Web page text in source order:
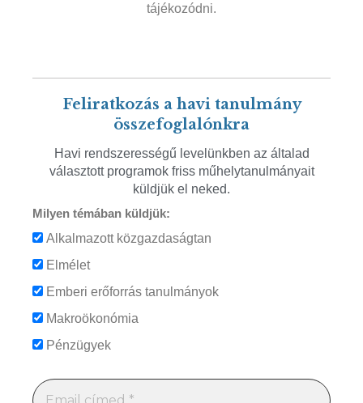
tájékozódni.
Feliratkozás a havi tanulmány
összefoglalónkra
Havi rendszerességű levelünkben az általad
választott programok friss műhelytanulmányait
küldjük el neked.
Milyen témában küldjük:
Alkalmazott közgazdaságtan
Elmélet
Emberi erőforrás tanulmányok
Makroökonómia
Pénzügyek